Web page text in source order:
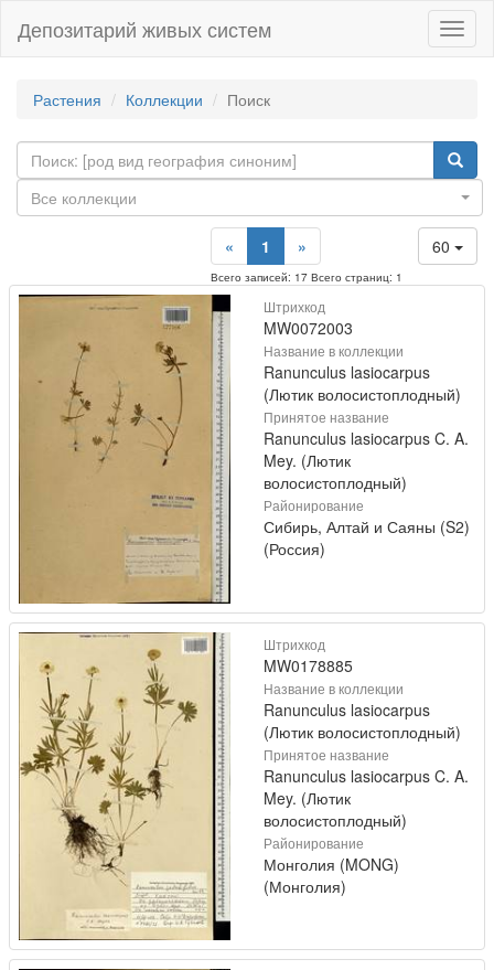
Депозитарий живых систем
Растения Коллекции Поиск
Все коллекции
60
« 1 »
Всего записей: 17 Всего страниц: 1
Штрихкод
MW0072003
Название в коллекции
Ranunculus lasiocarpus
(Лютик волосистоплодный)
Принятое название
Ranunculus lasiocarpus C. A.
Mey. (Лютик
волосистоплодный)
Районирование
Сибирь, Алтай и Саяны (S2)
(Россия)
Штрихкод
MW0178885
Название в коллекции
Ranunculus lasiocarpus
(Лютик волосистоплодный)
Принятое название
Ranunculus lasiocarpus C. A.
Mey. (Лютик
волосистоплодный)
Районирование
Монголия (MONG)
(Монголия)